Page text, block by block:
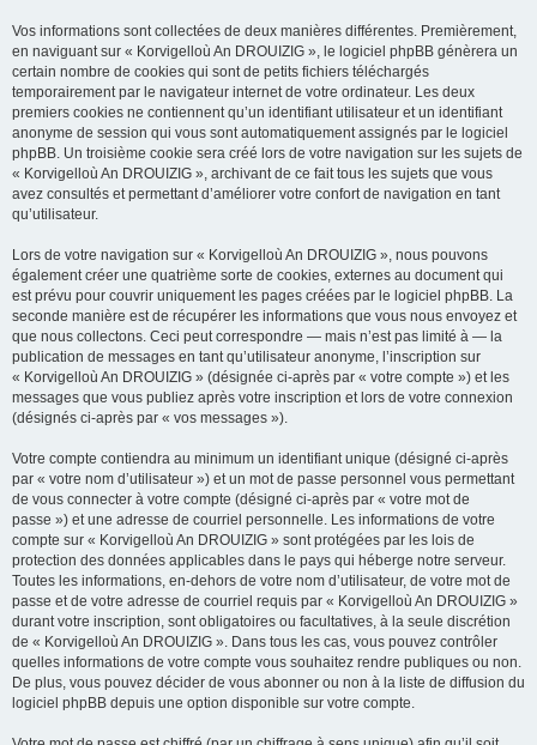
Vos informations sont collectées de deux manières différentes. Premièrement,
en naviguant sur « Korvigelloù An DROUIZIG », le logiciel phpBB génèrera un
certain nombre de cookies qui sont de petits fichiers téléchargés
temporairement par le navigateur internet de votre ordinateur. Les deux
premiers cookies ne contiennent qu’un identifiant utilisateur et un identifiant
anonyme de session qui vous sont automatiquement assignés par le logiciel
phpBB. Un troisième cookie sera créé lors de votre navigation sur les sujets de
« Korvigelloù An DROUIZIG », archivant de ce fait tous les sujets que vous
avez consultés et permettant d’améliorer votre confort de navigation en tant
qu’utilisateur.
Lors de votre navigation sur « Korvigelloù An DROUIZIG », nous pouvons
également créer une quatrième sorte de cookies, externes au document qui
est prévu pour couvrir uniquement les pages créées par le logiciel phpBB. La
seconde manière est de récupérer les informations que vous nous envoyez et
que nous collectons. Ceci peut correspondre — mais n’est pas limité à — la
publication de messages en tant qu’utilisateur anonyme, l’inscription sur
« Korvigelloù An DROUIZIG » (désignée ci-après par « votre compte ») et les
messages que vous publiez après votre inscription et lors de votre connexion
(désignés ci-après par « vos messages »).
Votre compte contiendra au minimum un identifiant unique (désigné ci-après
par « votre nom d’utilisateur ») et un mot de passe personnel vous permettant
de vous connecter à votre compte (désigné ci-après par « votre mot de
passe ») et une adresse de courriel personnelle. Les informations de votre
compte sur « Korvigelloù An DROUIZIG » sont protégées par les lois de
protection des données applicables dans le pays qui héberge notre serveur.
Toutes les informations, en-dehors de votre nom d’utilisateur, de votre mot de
passe et de votre adresse de courriel requis par « Korvigelloù An DROUIZIG »
durant votre inscription, sont obligatoires ou facultatives, à la seule discrétion
de « Korvigelloù An DROUIZIG ». Dans tous les cas, vous pouvez contrôler
quelles informations de votre compte vous souhaitez rendre publiques ou non.
De plus, vous pouvez décider de vous abonner ou non à la liste de diffusion du
logiciel phpBB depuis une option disponible sur votre compte.